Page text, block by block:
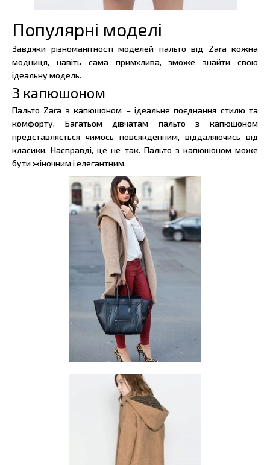
Популярні моделі
Завдяки різноманітності моделей пальто від Zara кожна
модниця, навіть сама примхлива, зможе знайти свою
ідеальну модель.
З капюшоном
Пальто Zara з капюшоном – ідеальне поєднання стилю та
комфорту. Багатьом дівчатам пальто з капюшоном
представляється чимось повсякденним, віддаляючись від
класики. Насправді, це не так. Пальто з капюшоном може
бути жіночним і елегантним.